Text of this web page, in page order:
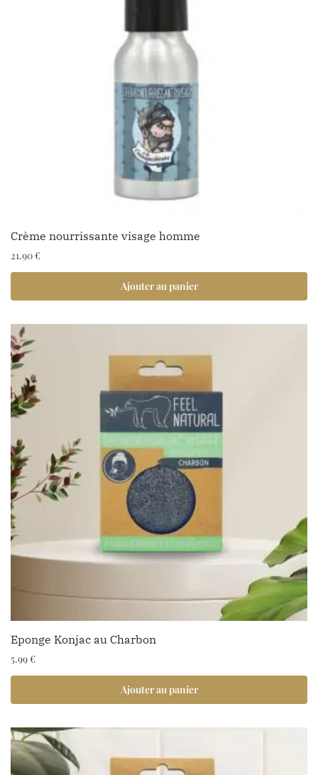
Crème nourrissante visage homme
21.90€
Ajouter au panier
Eponge Konjac au Charbon
5.99€
Ajouter au panier